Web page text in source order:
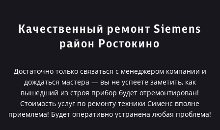
Качественный ремонт Siemens
район Ростокино
Достаточно только связаться с менеджером компании и
дождаться мастера — вы не успеете заметить, как
вышедший из строя прибор будет отремонтирован!
Стоимость услуг по ремонту техники Сименс вполне
приемлема! Будет оперативно устранена любая проблема!